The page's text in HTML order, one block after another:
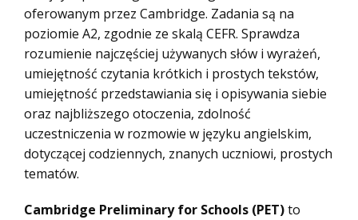
oferowanym przez Cambridge. Zadania są na
poziomie A2, zgodnie ze skalą CEFR. Sprawdza
rozumienie najczęściej używanych słów i wyrażeń,
umiejętność czytania krótkich i prostych tekstów,
umiejętność przedstawiania się i opisywania siebie
oraz najbliższego otoczenia, zdolność
uczestniczenia w rozmowie w języku angielskim,
dotyczącej codziennych, znanych uczniowi, prostych
tematów.
Cambridge Preliminary for Schools (PET)to